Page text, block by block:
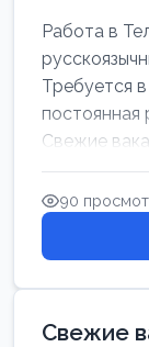
Работа в
Требуется
постоянная
Свежие
женщин от
90
Свежие